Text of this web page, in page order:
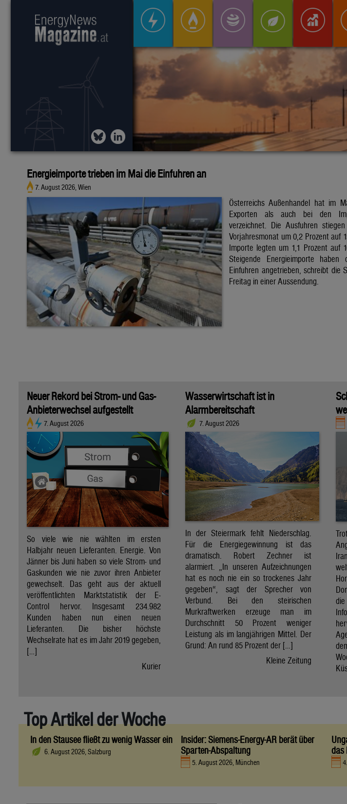
Energieimporte trieben im Mai die Einfuhren an
7. August 2026, Wien
Österreichs Außenhandel hat im
Exporten als auch bei den
verzeichnet. Die Ausfuhren
Vorjahresmonat um 0,2 Prozent auf
Importe legten um 1,1 Prozent auf
Steigende Energieimporte
Einfuhren angetrieben, schreibt die
Freitag in einer Aussendung.
Neuer Rekord bei Strom- und Gas-
Anbieterwechsel aufgestellt
7. August 2026
So viele wie nie wählten im ersten
Halbjahr neuen Lieferanten. Energie. Von
Jänner bis Juni haben so viele Strom- und
Gaskunden wie nie zuvor ihren Anbieter
gewechselt. Das geht aus der aktuell
veröffentlichten Marktstatistik der E-
Control hervor. Insgesamt 234.982
Kunden haben nun einen neuen
Lieferanten. Die bisher höchste
Wechselrate hat es im Jahr 2019 gegeben,
[…]
Kurier
Wasserwirtschaft ist in
Alarmbereitschaft
7. August 2026
In der Steiermark fehlt Niederschlag.
Für die Energiegewinnung ist das
dramatisch. Robert Zechner ist
alarmiert. „In unseren Aufzeichnungen
hat es noch nie ein so trockenes Jahr
gegeben“, sagt der Sprecher von
Verbund. Bei den steirischen
Murkraftwerken erzeuge man im
Durchschnitt 50 Prozent weniger
Leistung als im langjährigen Mittel. Der
Grund: An rund 85 Prozent der […]
Kleine Zeitung
Top Artikel der Woche
In den Stausee fließt zu wenig Wasser ein
6. August 2026, Salzburg
Insider: Siemens-Energy-AR berät über
Sparten-Abspaltung
5. August 2026, München
das